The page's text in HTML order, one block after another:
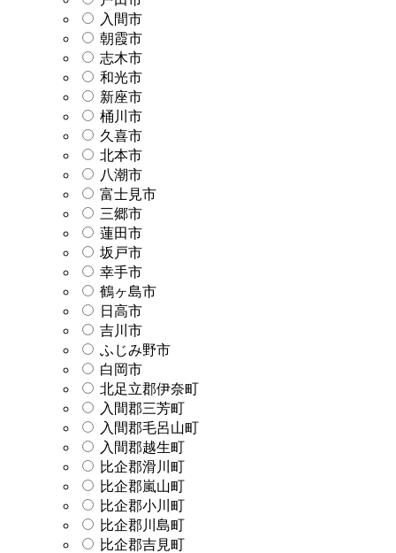
入間市
朝霞市
志木市
和光市
新座市
桶川市
久喜市
北本市
八潮市
富士見市
三郷市
蓮田市
坂戸市
幸手市
鶴ヶ島市
日高市
吉川市
ふじみ野市
白岡市
北足立郡伊奈町
入間郡三芳町
入間郡毛呂山町
入間郡越生町
比企郡滑川町
比企郡嵐山町
比企郡小川町
比企郡川島町
比企郡吉見町